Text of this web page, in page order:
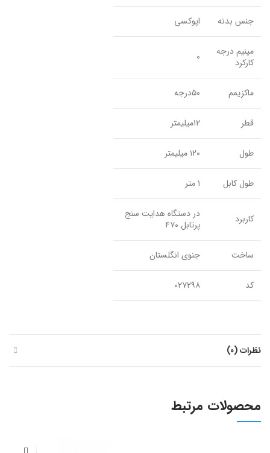
جنس بدنه اپوکسی
مینیم درجه
کارکرد
۰
ماکزیمم ۵۰درجه
قطر ۱۲میلیمتر
طول ۱۲۰ میلیمتر
طول کابل ۱ متر
کاربرد
در دستگاه هدایت سنج
پرتابل ۴۷۰
ساخت جنوی انگلستان
کد ۰۲۷۲۹۸
نظرات (0)
محصولات مرتبط